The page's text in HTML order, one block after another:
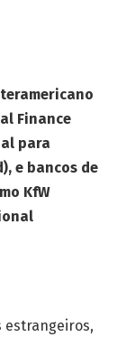
Finance
para
e bancos de
KfW
estrangeiros,